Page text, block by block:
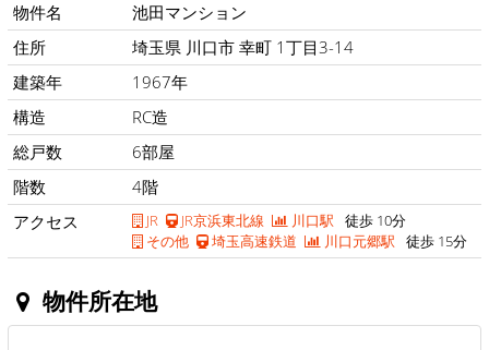
物件名
池田マンション
住所
埼玉県 川口市 幸町 1丁目3-14
建築年
1967年
構造
RC造
総戸数
6部屋
階数
4階
アクセス
JR JR京浜東北線 川口駅 徒歩 10分
その他
埼玉高速鉄道 川口元郷駅 徒歩 15分
物件所在地